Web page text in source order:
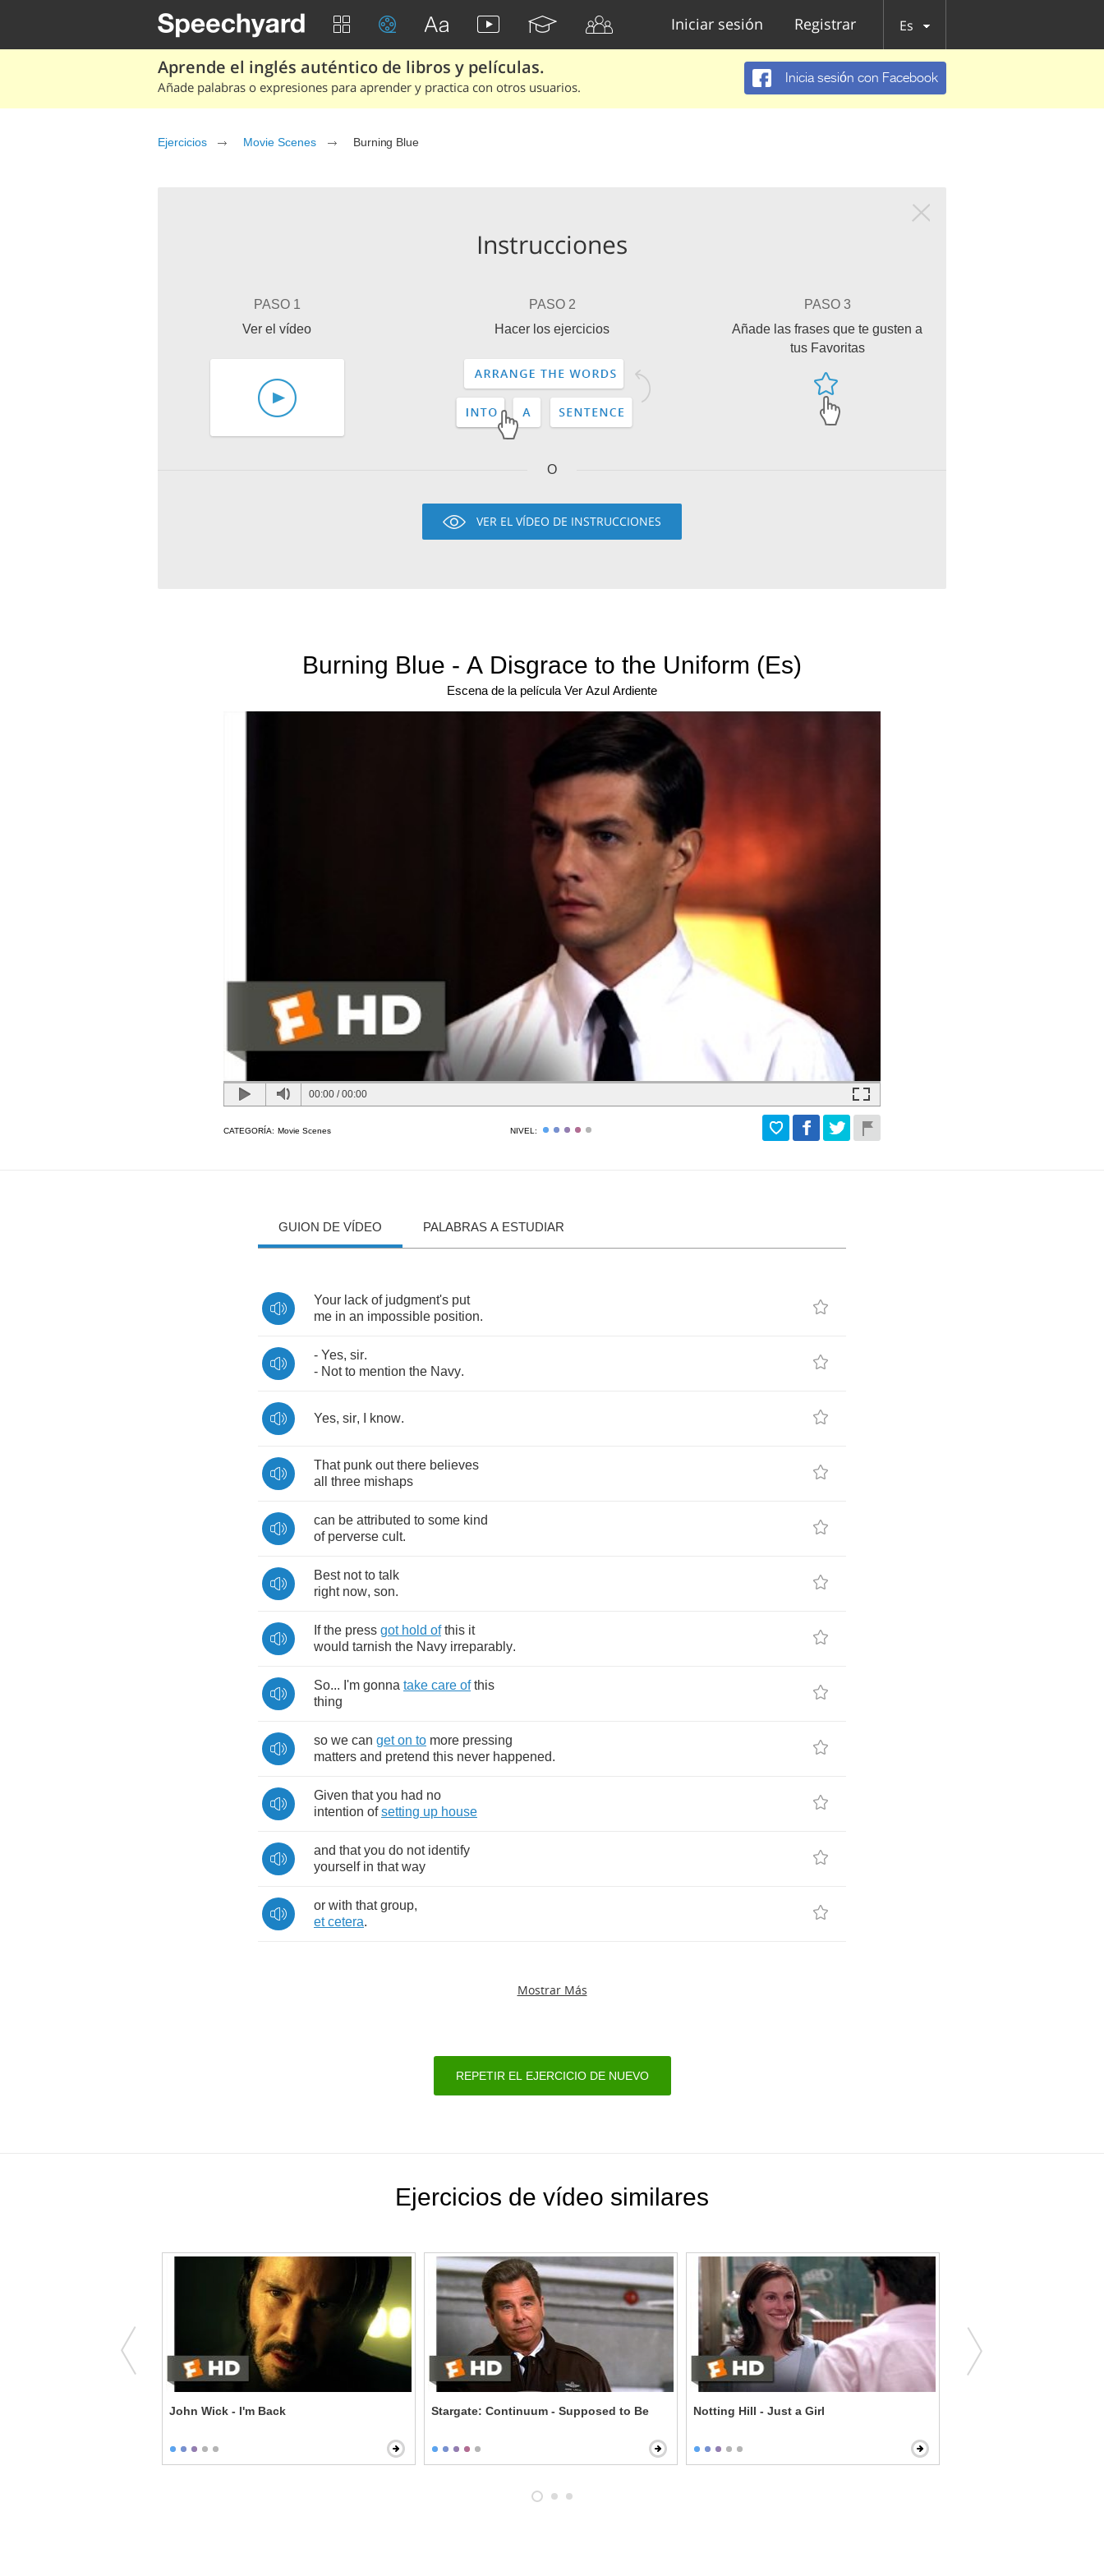
Iniciar sesión Registrar Es
Aprende el inglés auténtico de libros y películas.
Añade palabras o expresiones para aprender y practica con otros usuarios.
Inicia sesión con Facebook
Ejercicios Movie Scenes Burning Blue
Instrucciones
PASO 1
Ver el vídeo
PASO 2
Hacer los ejercicios
PASO 3
Añade las frases que te gusten a
tus Favoritas
O
VER EL VÍDEO DE INSTRUCCIONES
Burning Blue - A Disgrace to the Uniform (Es)
Escena de la película Ver Azul Ardiente
00:00 /00:00
CATEGORÍA: Movie Scenes NIVEL:
GUION DE VÍDEO PALABRAS A ESTUDIAR
Your lack of judgment's put
me in an impossible position.
- Yes, sir.
- Not to mention the Navy.
Yes, sir, know.
That punk out there believes
all
three mishaps
can be attributed to some kind
of perverse cult.
Best not to talk
right now, son.
If the press got hold of this it
would tarnish the Navy irreparably.
So... I'm gonna take care of this
thing
so we can get on to more pressing
matters and pretend this never happened.
Given that you had no
intention of setting up house
and that you do not identify
yourself in that way
or with that group,
et cetera.
Mostrar Más
REPETIR EL EJERCICIO DE NUEVO
Ejercicios de vídeo similares
John Wick - I'm Back Stargate: Continuum - Supposed to Be Notting Hill - Just a Girl